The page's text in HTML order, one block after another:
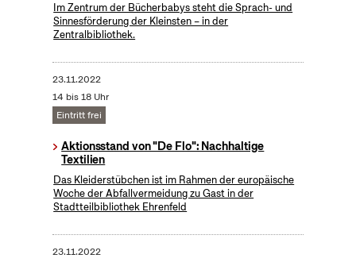
Im Zentrum der Bücherbabys steht die Sprach- und
Sinnesförderung der Kleinsten – in der
Zentralbibliothek.
23.11.2022
14 bis 18 Uhr
Eintritt frei
Aktionsstand von "De Flo": Nachhaltige
Textilien
Das Kleiderstübchen ist im Rahmen der europäische
Woche der Abfallvermeidung zu Gast in der
Stadtteilbibliothek Ehrenfeld
23.11.2022